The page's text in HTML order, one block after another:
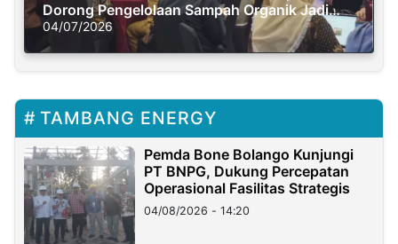
Dorong Pengelolaan Sampah Organik Jadi
Solusi Krisis Iklim
04/07/2026
TAMBANG ENERGY
Pemda Bone Bolango Kunjungi
PT BNPG, Dukung Percepatan
Operasional Fasilitas Strategis
04/08/2026 - 14:20